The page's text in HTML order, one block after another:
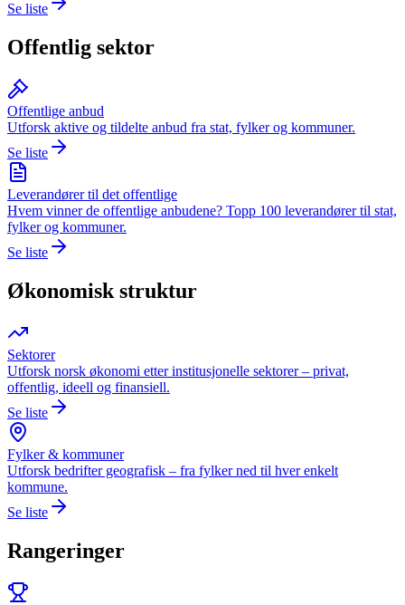
Se liste
Offentlig sektor
Offentlige anbud
Utforsk aktive og tildelte anbud fra stat, fylker og kommuner.
Se liste
Leverandører til det offentlige
Hvem vinner de offentlige anbudene? Topp 100 leverandører til stat,
fylker og kommuner.
Se liste
Økonomisk struktur
Sektorer
Utforsk norsk økonomi etter institusjonelle sektorer – privat,
offentlig, ideell og finansiell.
Se liste
Fylker & kommuner
Utforsk bedrifter geografisk – fra fylker ned til hver enkelt
kommune.
Se liste
Rangeringer